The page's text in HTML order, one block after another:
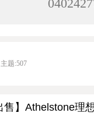
主题:507
售】Athelstone理